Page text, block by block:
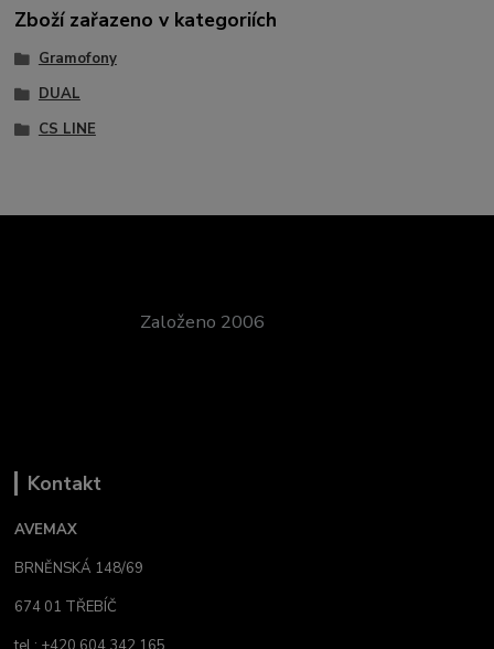
Zboží zařazeno v kategoriích
Gramofony
DUAL
CS LINE
Založeno 2006
Kontakt
AVEMAX
BRNĚNSKÁ 148/69
674 01 TŘEBÍČ